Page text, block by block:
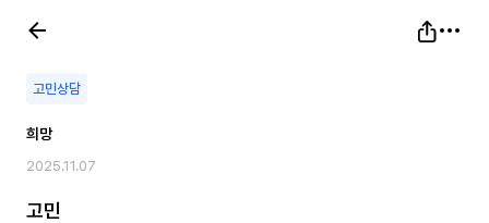
고민상담
희망
2025.11.07
고민